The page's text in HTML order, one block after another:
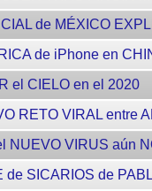
de MÉXICO
de iPhone en
el CIELO en el 2020
RETO VIRAL entre
NUEVO VIRUS aún
SICARIOS de